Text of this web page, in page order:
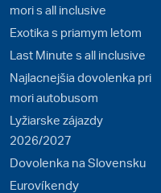
mori s all inclusive
Exotika s priamym letom
Last Minute s all inclusive
Najlacnejšia dovolenka pri
mori autobusom
Lyžiarske zájazdy
2026/2027
Dovolenka na Slovensku
Eurovíkendy